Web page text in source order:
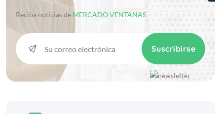
Reciba noticias de MERCADO VENTANAS
Suscribirse